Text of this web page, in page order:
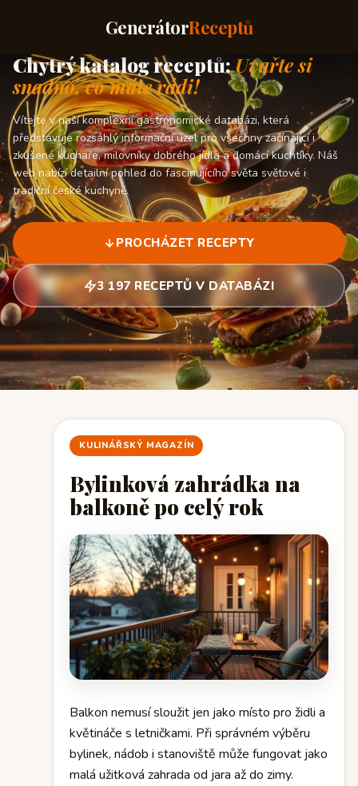
GenerátorReceptů
Chytrý katalog receptů:Uvařte si
snadno, co máte rádi!
Vítejte v naší komplexní gastronomické databázi, která
představuje rozsáhlý informační uzel pro všechny začínající i
zkušené kuchaře, milovníky dobrého jídla a domácí kuchtíky. Náš
web nabízí detailní pohled do fascinujícího světa světové i
tradiční české kuchyně.
PROCHÁZET RECEPTY
3 197 RECEPTŮ V DATABÁZI
KULINÁŘSKÝ MAGAZÍN
Bylinková zahrádka na
balkoně po celý rok
Balkon nemusí sloužit jen jako místo pro židli a
květináče s letničkami. Při správném výběru
bylinek, nádob i stanoviště může fungovat jako
malá užitková zahrada od jara až do zimy.